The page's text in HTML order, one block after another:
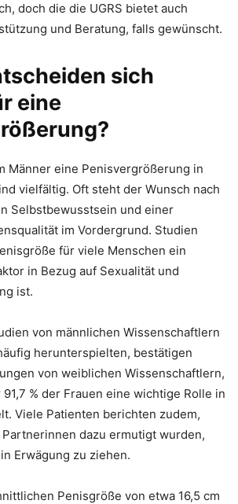
doch die die UGRS bietet auch
und Beratung, falls gewünscht.
sich
eine
Männer eine Penisvergrößerung in
vielfältig. Oft steht der Wunsch nach
Selbstbewusstsein und einer
im Vordergrund. Studien
für viele Menschen ein
in Bezug auf Sexualität und
ist.
von männlichen Wissenschaftlern
herunterspielten, bestätigen
von weiblichen Wissenschaftlern,
% der Frauen eine wichtige Rolle in
Viele Patienten berichten zudem,
dazu ermutigt wurden,
Erwägung zu ziehen.
Penisgröße von etwa 16,5 cm